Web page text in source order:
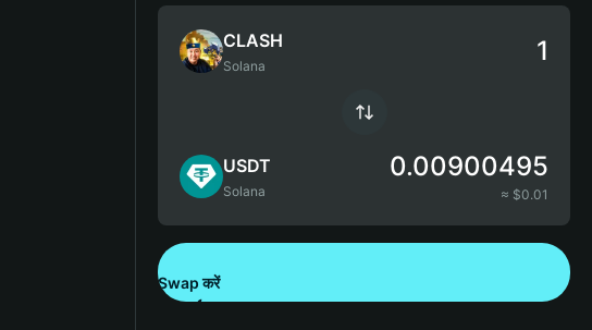
CLASH
Solana
USDT
Solana
0.00900495
≈ $0.01
Swap करें